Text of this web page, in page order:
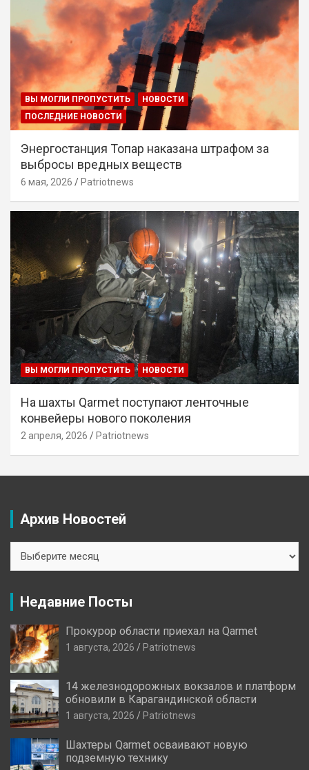
ВЫ МОГЛИ ПРОПУСТИТЬ
НОВОСТИ
ПОСЛЕДНИЕ НОВОСТИ
Энергостанция Топар наказана штрафом за
выбросы вредных веществ
6 мая, 2026 Patriotnews
ВЫ МОГЛИ ПРОПУСТИТЬ НОВОСТИ
На шахты Qarmet поступают ленточные
конвейеры нового поколения
2 апреля, 2026 Patriotnews
Архив Новостей
Новостей
Недавние Посты
Прокурор области приехал на Qarmet
1 августа, 2026 Patriotnews
14 железнодорожных вокзалов и платформ
обновили в Карагандинской области
1 августа, 2026 Patriotnews
Шахтеры Qarmet осваивают новую
подземную технику